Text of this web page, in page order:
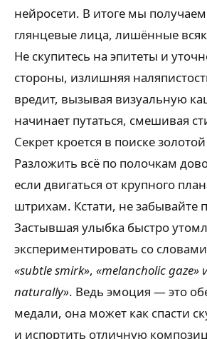
нейросети. В итоге мы
глянцевые лица, лишённые
Не скупитесь на эпитеты и
стороны, излишняя
вредит, вызывая визуальную
начинает путаться, смешивая
Секрет кроется в поиске
Разложить всё по полочкам
если двигаться от крупного
штрихам. Кстати, не забывайте
Застывшая улыбка быстро
экспериментировать со словами
«subtle smirk», «melancholic gaze»
naturally». Ведь эмоция — это
медали, она может как спасти
и испортить отличную